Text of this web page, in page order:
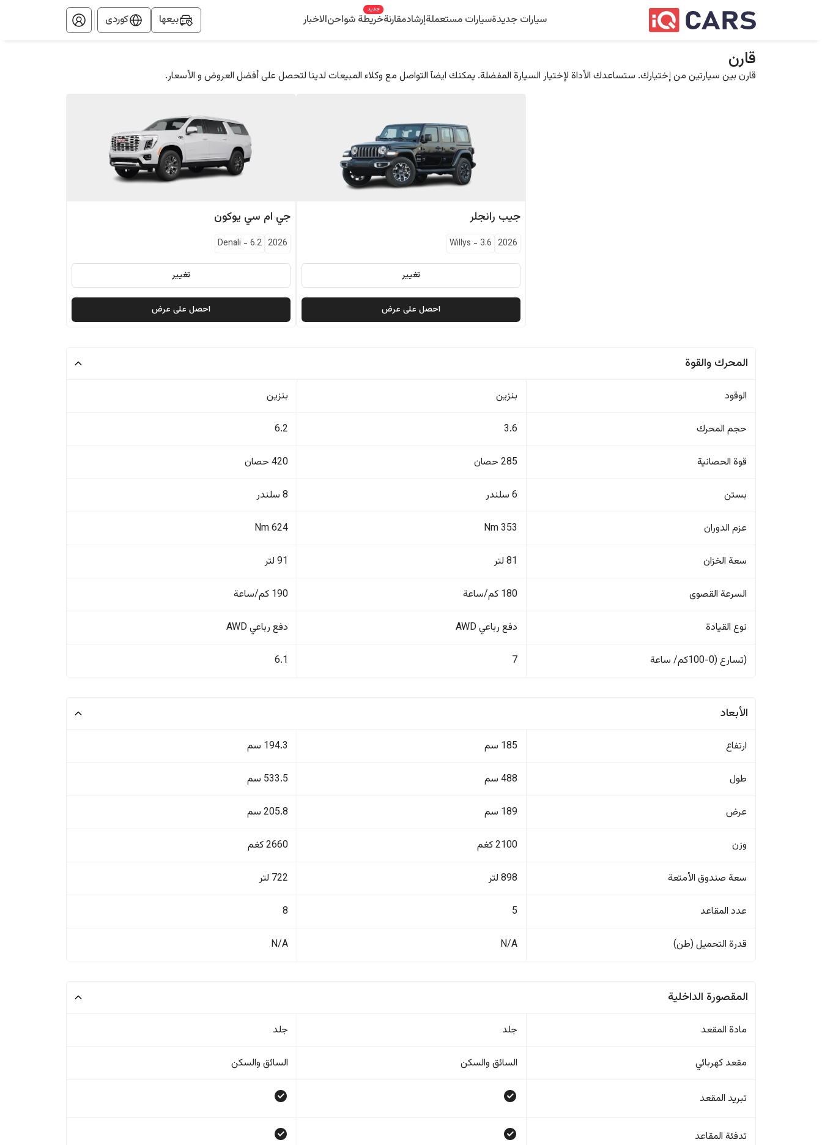
سيارات جديدةسيارات مستعملةإرشادمقارنةخريطة شواحن
جديد
الاخبار بيعها کوردی
قارن
قارن بين سيارتين من إختيارك. ستساعدك الأداة لإختيار السيارة المفضلة. يمكنك ايضآ التواصل مع وكلاء المبيعات لدينا لتحصل على أفضل العروض و الأسعار.
جيب رانجلر
2026
Willys - 3.6
تغيير
احصل على عرض
جي ام سي يوكون
2026
Denali - 6.2
تغيير
احصل على عرض
المحرك والقوة
الوقود بنزين بنزين
حجم المحرك 3.6
6.2
قوة الحصانية 285 حصان 420 حصان
بستن 6 سلندر 8 سلندر
عزم الدوران 353 Nm
624 Nm
سعة الخزان 81 لتر 91 لتر
السرعة القصوى 180 كم/ساعة 190 كم/ساعة
نوع القيادة دفع رباعي AWD دفع رباعي AWD
(تسارع (0-100كم/ ساعة 7
6.1
الأبعاد
ارتفاع 185 سم 194.3 سم
طول 488 سم 533.5 سم
عرض 189 سم 205.8 سم
وزن 2100 كغم 2660 كغم
سعة صندوق الأمتعة 898 لتر 722 لتر
عدد المقاعد 5
8
قدرة التحميل (طن) N/A
N/A
المقصورة الداخلية
مادة المقعد جلد جلد
مقعد كهربائي السائق والسکن السائق والسکن
تبريد المقعد
تدفئة المقاعد